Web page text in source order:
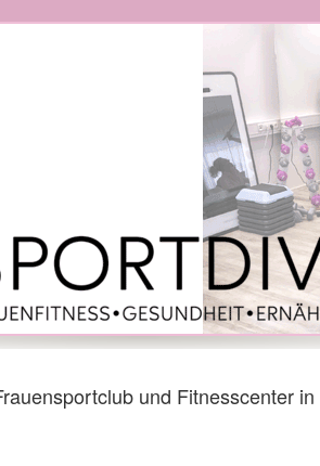
und Fitnesscenter